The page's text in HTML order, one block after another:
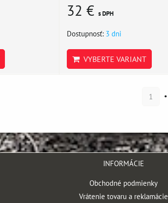
32 €s DPH
Dostupnosť: 3 dni
VYBERTE VARIANT
1
INFORMÁCIE
Obchodné podmienky
Vrátenie tovaru a reklamácie